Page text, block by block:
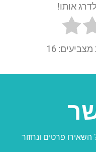
אותו!
16
פרטים ונחזור